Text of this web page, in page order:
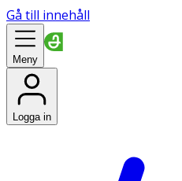
Gå till innehåll
Meny
Logga in